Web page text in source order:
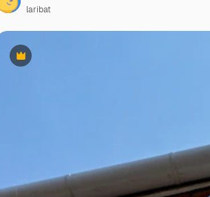
Premium
laribat